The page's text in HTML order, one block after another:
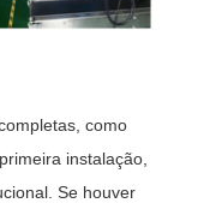
como
instalação,
Se houver